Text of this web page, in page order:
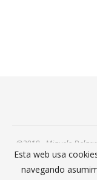
@2018 - Miguelo
Esta web usa
navegando